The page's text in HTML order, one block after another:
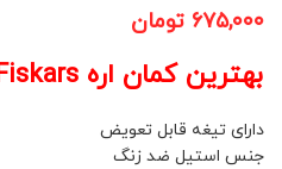
۶۷۵,۰۰۰ تومان
بهترین کمان اره Fiskars فیسکارس 70 کد(2)
دارای تیغه قابل تعویض
جنس استیل ضد زنگ